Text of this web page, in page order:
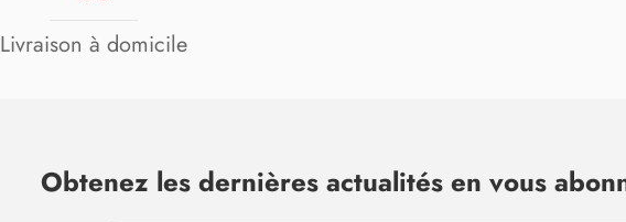
Livraison à domicile
Obtenez les dernières actualités en vous